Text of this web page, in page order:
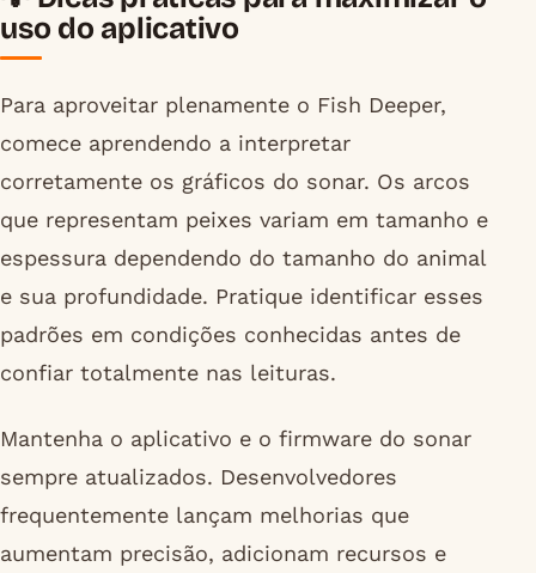
uso do aplicativo
Para aproveitar plenamente o Fish Deeper,
comece aprendendo a interpretar
corretamente os gráficos do sonar. Os arcos
que representam peixes variam em tamanho e
espessura dependendo do tamanho do animal
e sua profundidade. Pratique identificar esses
padrões em condições conhecidas antes de
confiar totalmente nas leituras.
Mantenha o aplicativo e o firmware do sonar
sempre atualizados. Desenvolvedores
frequentemente lançam melhorias que
aumentam precisão, adicionam recursos e